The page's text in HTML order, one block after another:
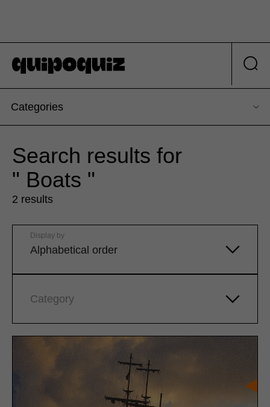
Categories
Search results for
" Boats "
2 results
Alphabetical order
Display by
Category